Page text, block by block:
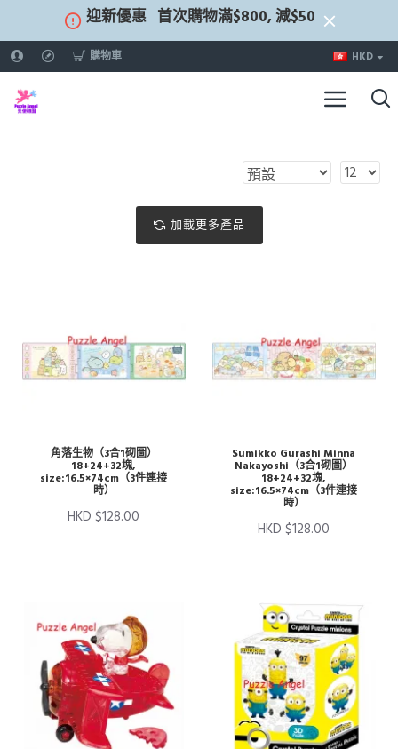
迎新優惠 首次購物滿$800, 減$50
購物車 HKD
加載更多產品
角落生物（3合1砌圖）
18+24+32塊,
size:16.5×74cm（3件連接
時）
HKD $128.00
Sumikko Gurashi Minna
Nakayoshi（3合1砌圖）
18+24+32塊,
size:16.5×74cm（3件連接
時）
HKD $128.00